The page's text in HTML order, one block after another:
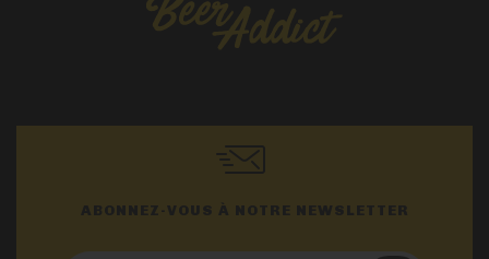
ABONNEZ-VOUS À NOTRE NEWSLETTER